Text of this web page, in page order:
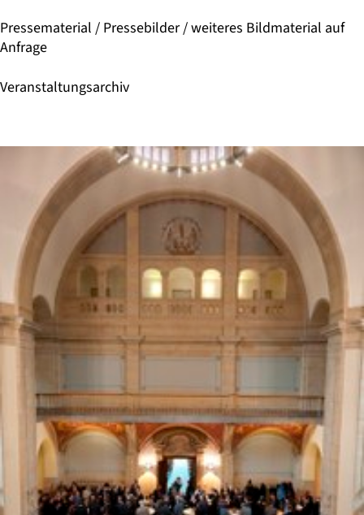
Pressematerial / Pressebilder/ weiteres Bildmaterial auf
Anfrage
Veranstaltungsarchiv